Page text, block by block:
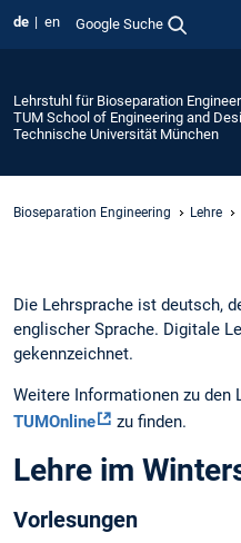
de en Google Suche
Lehrstuhl für Bioseparation
TUM School of Engineering and
Technische Universität München
Bioseparation Engineering Lehre
Die Lehrsprache ist deutsch,
englischer Sprache. Digitale
gekennzeichnet.
Weitere Informationen zu den
TUMOnline
zu finden.
Lehre im
Vorlesungen